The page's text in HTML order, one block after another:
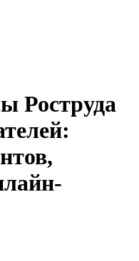
Роструда